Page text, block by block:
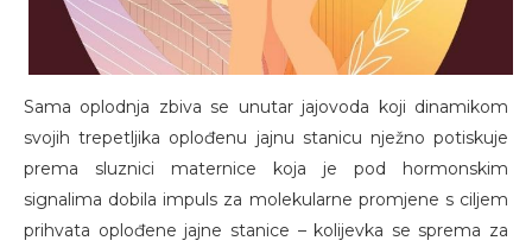
Sama oplodnja zbiva se unutar jajovoda koji dinamikom
svojih trepetljika oplođenu jajnu stanicu nježno potiskuje
prema sluznici maternice koja je pod hormonskim
signalima dobila impuls za molekularne promjene s ciljem
prihvata oplođene jajne stanice – kolijevka se sprema za